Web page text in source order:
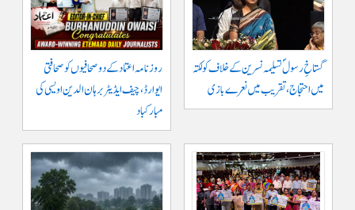
گستاخِ رسولؐ تسلیمہ نسرین کے خلاف کولکتہ
میں احتجاج، تقریب میں نعرے بازی
روزنامہ اعتماد کے دو صحافیوں کو صحافتی
ایوارڈ، چیف ایڈیٹر برہان الدین اویسی کی
مبارکباد